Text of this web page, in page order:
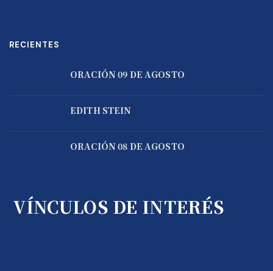
RECIENTES
ORACIÓN 09 DE AGOSTO
EDITH STEIN
ORACIÓN 08 DE AGOSTO
VÍNCULOS DE INTERÉS